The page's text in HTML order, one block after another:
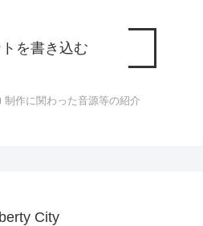
を書き込む
制作に関わった音源等の紹介
City